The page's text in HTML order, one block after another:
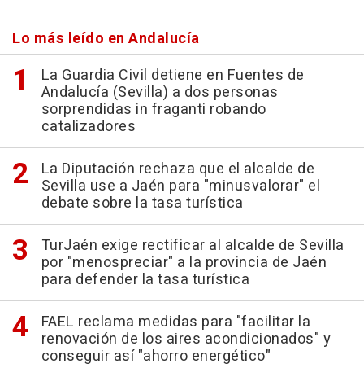
Lo más leído en Andalucía
La Guardia Civil detiene en Fuentes de
Andalucía (Sevilla) a dos personas
sorprendidas in fraganti robando
catalizadores
La Diputación rechaza que el alcalde de
Sevilla use a Jaén para "minusvalorar" el
debate sobre la tasa turística
TurJaén exige rectificar al alcalde de Sevilla
por "menospreciar" a la provincia de Jaén
para defender la tasa turística
FAEL reclama medidas para "facilitar la
renovación de los aires acondicionados" y
conseguir así "ahorro energético"